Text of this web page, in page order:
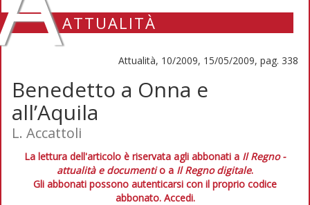
ATTUALITÀ
Attualità, 10/2009, 15/05/2009, pag. 338
Benedetto a Onna e
all’Aquila
L. Accattoli
La lettura dell'articolo è riservata agli abbonati a Il Regno -
attualità e documentio a Il Regno digitale.
Gli abbonati possono autenticarsi con il proprio codice
abbonato. Accedi.